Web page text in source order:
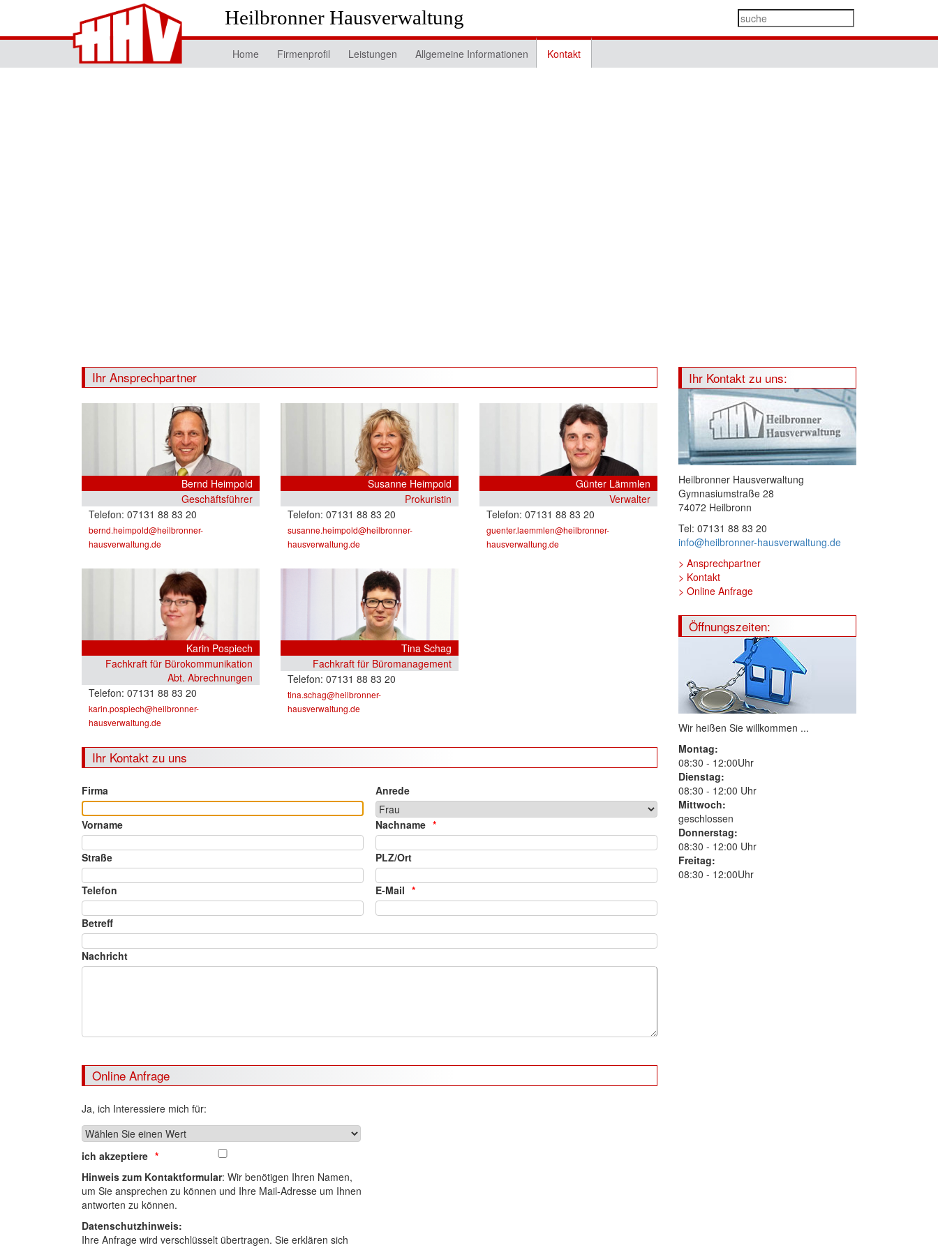
Heilbronner Hausverwaltung
Home Firmenprofil Leistungen Allgemeine Informationen Kontakt
Ihr Ansprechpartner
Bernd Heimpold
Geschäftsführer
07131 88 83 20
bernd.heimpold@heilbronner-
hausverwaltung.de
Susanne Heimpold
Prokuristin
07131 88 83 20
susanne.heimpold@heilbronner-
hausverwaltung.de
Günter Lämmlen
Verwalter
07131 88 83 20
guenter.laemmlen@heilbronner-
hausverwaltung.de
Karin Pospiech
Fachkraft für Bürokommunikation
Abt. Abrechnungen
07131 88 83 20
karin.pospiech@heilbronner-
hausverwaltung.de
Tina Schag
Fachkraft für Büromanagement
07131 88 83 20
tina.schag@heilbronner-
hausverwaltung.de
Ihr Kontakt zu uns
Firma Anrede
Vorname Nachname
Straße PLZ/Ort
Telefon E-Mail
Betreff
Nachricht
Online Anfrage
Ja, ich Interessiere mich für:
ich akzeptiere
Hinweis zum Kontaktformular: Wir benötigen Ihren Namen,
um Sie ansprechen zu können und Ihre Mail-Adresse um Ihnen
antworten zu können.
Datenschutzhinweis:
Ihre Anfrage wird verschlüsselt übertragen. Sie erklären sich
Ihr Kontakt zu uns:
Heilbronner Hausverwaltung
Gymnasiumstraße 28
74072 Heilbronn
Tel: 07131 88 83 20
info@heilbronner-hausverwaltung.de
Ansprechpartner
Kontakt
Online Anfrage
Öffnungszeiten:
Wir heißen Sie willkommen ...
Montag:
08:30 - 12:00Uhr
Dienstag:
08:30 - 12:00 Uhr
Mittwoch:
geschlossen
Donnerstag:
08:30 - 12:00 Uhr
Freitag:
08:30 - 12:00Uhr